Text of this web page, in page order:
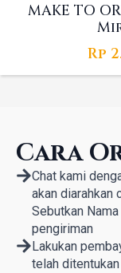
MAKE TO
Rp
Cara
Chat kami
akan diarahkan
Sebutkan
pengiriman
Lakukan
telah